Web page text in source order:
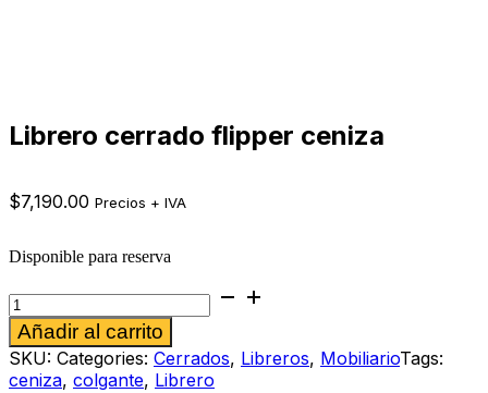
Librero cerrado flipper ceniza
$7,190.00 Precios + IVA
Disponible para reserva
Librero
cerrado
flipper
ceniza
cantidad
Añadir al carrito
SKU: Categories: Cerrados, Libreros, MobiliarioTags:
ceniza, colgante, Librero